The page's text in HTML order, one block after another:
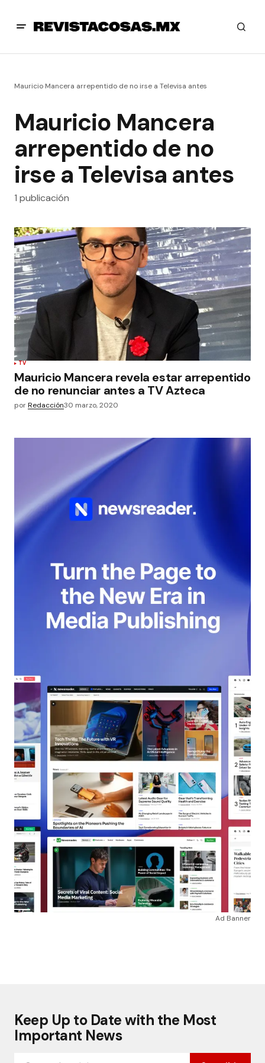
Mauricio Mancera arrepentido de no irse a Televisa antes
Mauricio Mancera
arrepentido de no
irse a Televisa antes
1 publicación
TV
Mauricio Mancera revela estar arrepentido
de no renunciar antes a TV Azteca
porRedacción30 marzo, 2020
Ad Banner
Keep Up to Date with the Most
Important News